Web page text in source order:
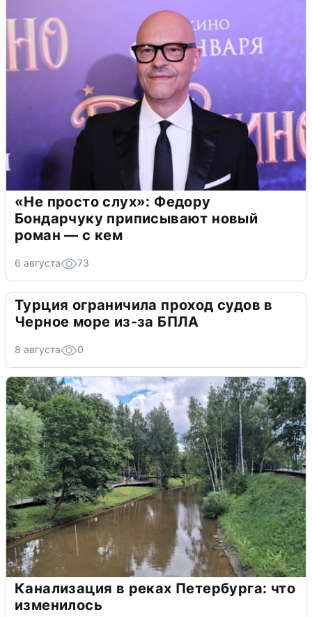
«Не просто слух»: Федору
Бондарчуку приписывают новый
роман — с кем
6 августа 73
Турция ограничила проход судов в
Черное море из-за БПЛА
8 августа 0
Канализация в реках Петербурга: что
изменилось